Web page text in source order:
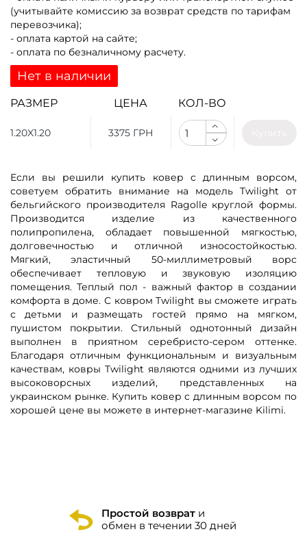
(учитывайте комиссию за возврат средств по тарифам
перевозчика);
- оплата картой на сайте;
- оплата по безналичному расчету.
Нет в наличии
РАЗМЕР ЦЕНА КОЛ-ВО
1.20X1.20 3375 ГРН
Если вы решили купить ковер с длинным ворсом,
советуем обратить внимание на модель Twilight от
бельгийского производителя Ragolle круглой формы.
Производится изделие из качественного
полипропилена, обладает повышенной мягкостью,
долговечностью и отличной износостойкостью.
Мягкий, эластичный 50-миллиметровый ворс
обеспечивает тепловую и звуковую изоляцию
помещения. Теплый пол - важный фактор в создании
комфорта в доме. С ковром Twilight вы сможете играть
с детьми и размещать гостей прямо на мягком,
пушистом покрытии. Стильный однотонный дизайн
выполнен в приятном серебристо-сером оттенке.
Благодаря отличным функциональным и визуальным
качествам, ковры Twilight являются одними из лучших
высоковорсных изделий, представленных на
украинском рынке. Купить ковер с длинным ворсом по
хорошей цене вы можете в интернет-магазине Kilimi.
Простой возврати
обмен в течении 30 дней